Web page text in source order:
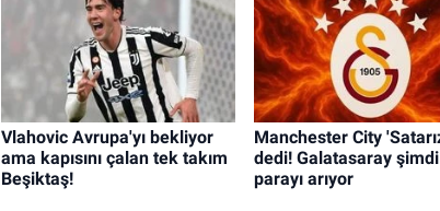
Vlahovic Avrupa'yı bekliyor
ama kapısını çalan tek takım
Beşiktaş!
Manchester City
dedi! Galatasaray şimdi
parayı arıyor